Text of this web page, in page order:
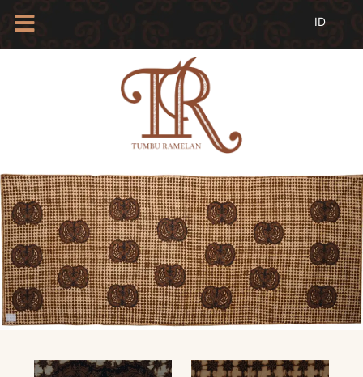
PROFIL
INSAN
BATIK
KAMUS
BATIK
KATALOG
BATIK
TANYA
LINKS